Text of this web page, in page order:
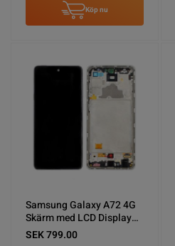
Köp nu
Samsung Galaxy A72 4G
Skärm med LCD Display
Original - Vit
SEK 799.00